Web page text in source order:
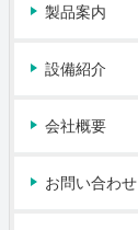
製品案内
設備紹介
会社概要
お問い合わせ